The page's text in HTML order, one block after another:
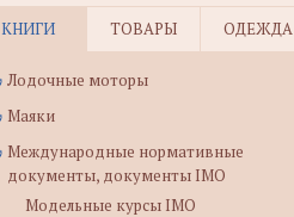
КНИГИ ТОВАРЫ ОДЕЖДА
Лодочные моторы
Маяки
Международные нормативные
документы, документы IMO
Модельные курсы IMO